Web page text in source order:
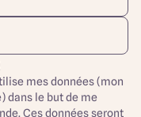
ARLOGIS sur
Le modèle est
besoins et
options de
Le prix
de la construction
de terrains
mes données (mon
dans le but de me
Ces données seront